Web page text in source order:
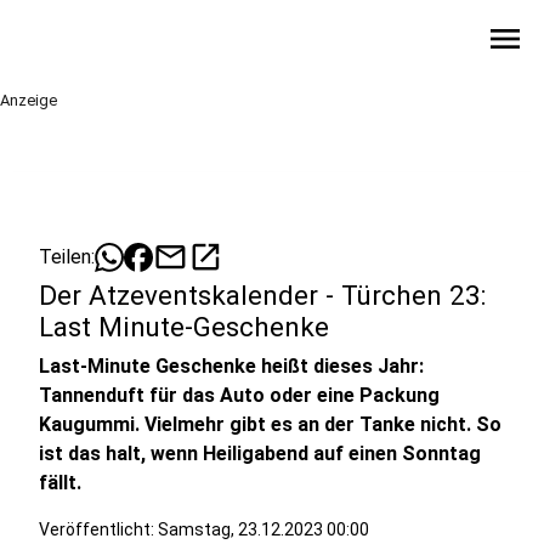
menu
Anzeige
Teilen: mailopen_in_new
Der Atzeventskalender - Türchen 23:
Last Minute-Geschenke
Last-Minute Geschenke heißt dieses Jahr:
Tannenduft für das Auto oder eine Packung
Kaugummi. Vielmehr gibt es an der Tanke nicht. So
ist das halt, wenn Heiligabend auf einen Sonntag
fällt.
Veröffentlicht: Samstag, 23.12.2023 00:00